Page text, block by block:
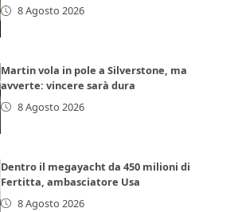
8 Agosto 2026
Martin vola in pole a Silverstone, ma
avverte: vincere sarà dura
8 Agosto 2026
Dentro il megayacht da 450 milioni di
Fertitta, ambasciatore Usa
8 Agosto 2026